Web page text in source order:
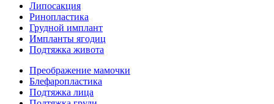
Липосакция
Ринопластика
Грудной имплант
Импланты ягодиц
Подтяжка живота
Преображение мамочки
Блефаропластика
Подтяжка лица